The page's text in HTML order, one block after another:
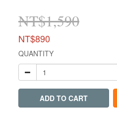
NT$1,590
NT$890
QUANTITY
ADD TO CART